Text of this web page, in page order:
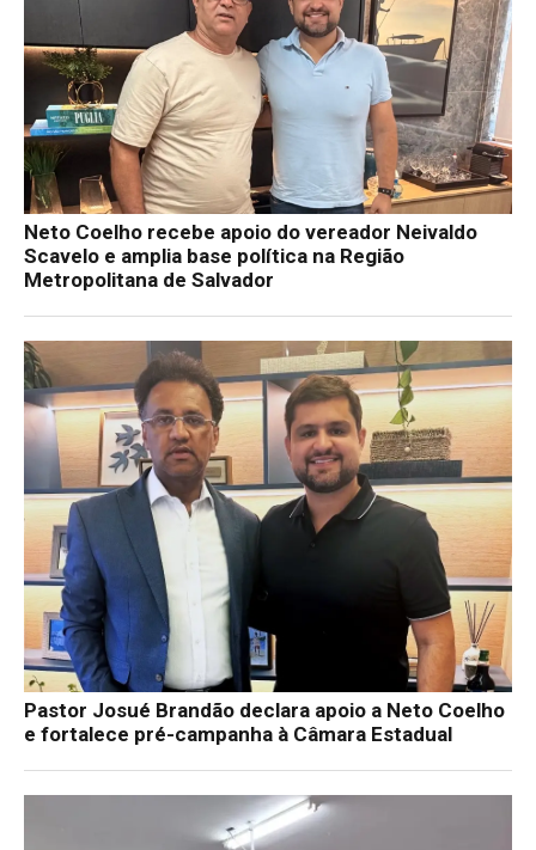
Neto Coelho recebe apoio do vereador Neivaldo
Scavelo e amplia base política na Região
Metropolitana de Salvador
Pastor Josué Brandão declara apoio a Neto Coelho
e fortalece pré-campanha à Câmara Estadual